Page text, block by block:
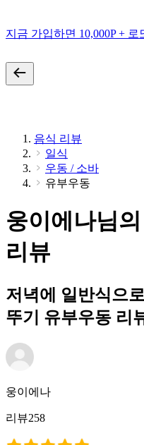
지금 가입하면 10,000P + 로
음식 리뷰
일식
우동 / 소바
유부우동
웅이에나님
리뷰
저녁에 일반식으
뚜기 유부우동 리
웅이에나
리뷰258